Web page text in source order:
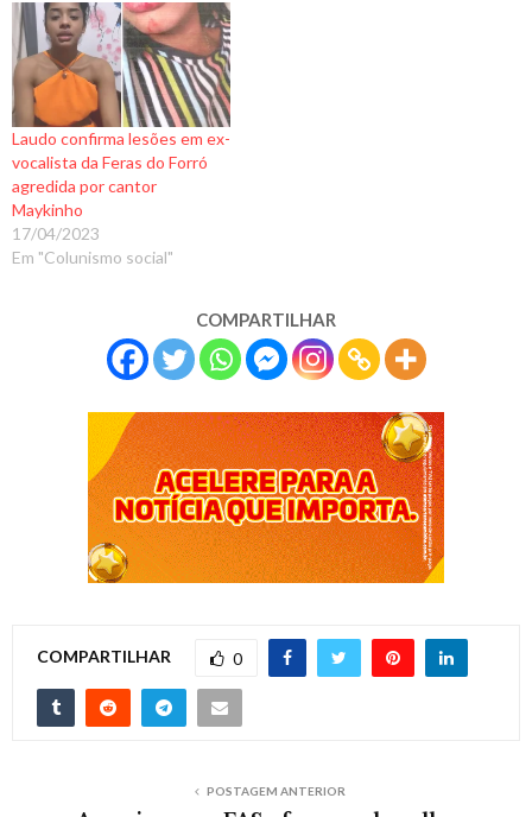
Laudo confirma lesões em ex-
vocalista da Feras do Forró
agredida por cantor
Maykinho
17/04/2023
Em "Colunismo social"
COMPARTILHAR
COMPARTILHAR 0
POSTAGEM ANTERIOR